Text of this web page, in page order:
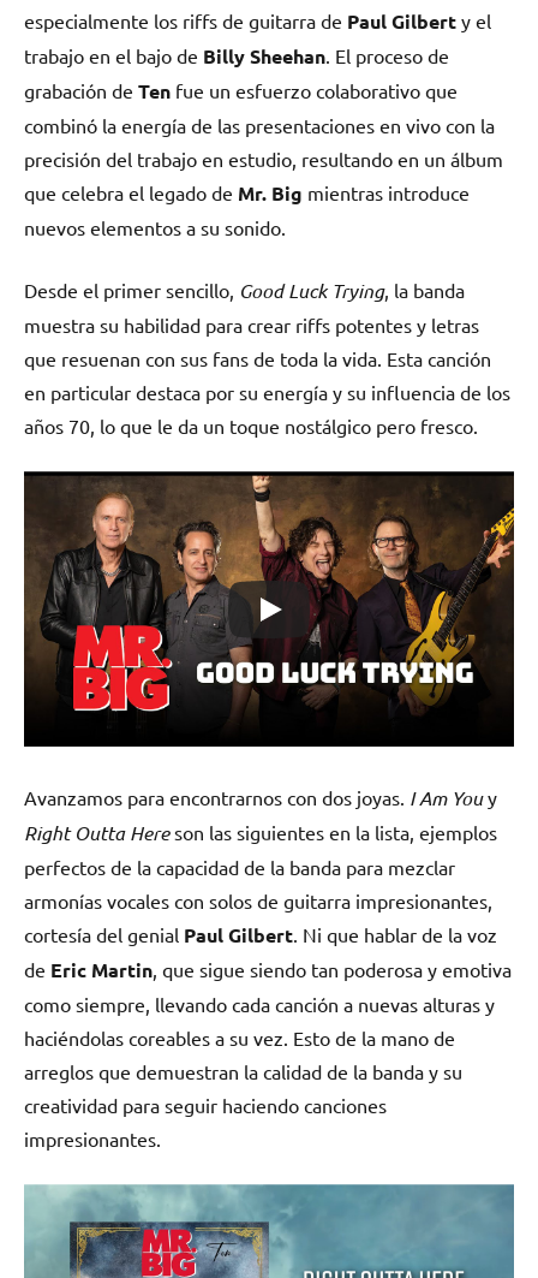
especialmente los riffs de guitarra de Paul Gilbert y el
trabajo en el bajo de Billy Sheehan . El proceso de
grabación de Ten fue un esfuerzo colaborativo que
combinó la energía de las presentaciones en vivo con la
precisión del trabajo en estudio, resultando en un álbum
que celebra el legado de Mr. Big mientras introduce
nuevos elementos a su sonido.
Desde el primer sencillo, Good Luck Trying, la banda
muestra su habilidad para crear riffs potentes y letras
que resuenan con sus fans de toda la vida. Esta canción
en particular destaca por su energía y su influencia de los
años 70, lo que le da un toque nostálgico pero fresco.
Avanzamos para encontrarnos con dos joyas. I Am Youy
Right Outta Hereson las siguientes en la lista, ejemplos
perfectos de la capacidad de la banda para mezclar
armonías vocales con solos de guitarra impresionantes,
cortesía del genial Paul Gilbert. Ni que hablar de la voz
de Eric Martin, que sigue siendo tan poderosa y emotiva
como siempre, llevando cada canción a nuevas alturas y
haciéndolas coreables a su vez. Esto de la mano de
arreglos que demuestran la calidad de la banda y su
creatividad para seguir haciendo canciones
impresionantes.